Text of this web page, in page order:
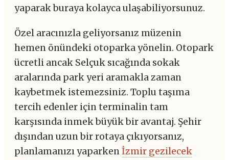
yaparak buraya kolayca ulaşabiliyorsunuz.
Özel aracınızla geliyorsanız müzenin
hemen önündeki otoparka yönelin. Otopark
ücretli ancak Selçuk sıcağında sokak
aralarında park yeri aramakla zaman
kaybetmek istemezsiniz. Toplu taşıma
tercih edenler için terminalin tam
karşısında inmek büyük bir avantaj. Şehir
dışından uzun bir rotaya çıkıyorsanız,
planlamanızı yaparkenİzmir gezilecek